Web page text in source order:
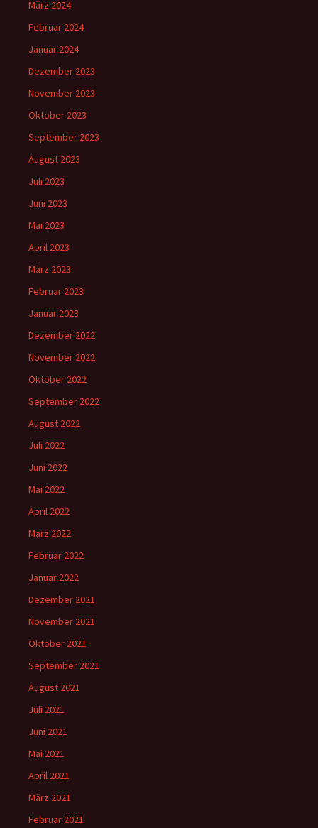
März 2024
Februar 2024
Januar 2024
Dezember 2023
November 2023
Oktober 2023
September 2023
August 2023
Juli 2023
Juni 2023
Mai 2023
April 2023
März 2023
Februar 2023
Januar 2023
Dezember 2022
November 2022
Oktober 2022
September 2022
August 2022
Juli 2022
Juni 2022
Mai 2022
April 2022
März 2022
Februar 2022
Januar 2022
Dezember 2021
November 2021
Oktober 2021
September 2021
August 2021
Juli 2021
Juni 2021
Mai 2021
April 2021
März 2021
Februar 2021